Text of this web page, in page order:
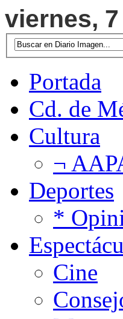
viernes,
Portada
Cd. de
Cultura
¬
Deportes
*
Cine